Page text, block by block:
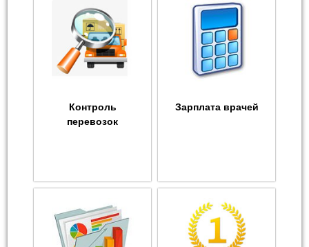
Контроль
перевозок
Зарплата врачей